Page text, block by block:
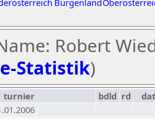
Burgenland
Robert
Statistik)
turnier bdld rd